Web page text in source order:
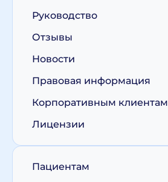
Руководство
Отзывы
Новости
Правовая информация
Корпоративным клиентам
Лицензии
Пациентам